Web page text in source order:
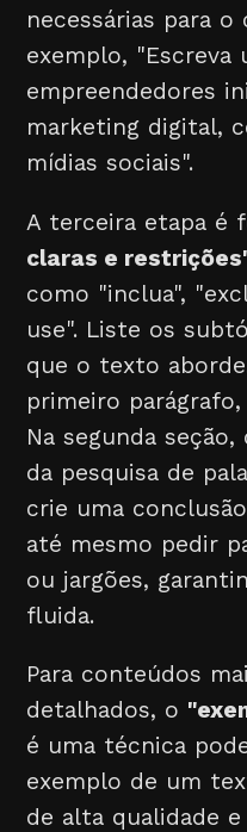
necessárias para
exemplo,
empreendedores
marketing digital,
mídias sociais".
A terceira etapa é
claras e
como "inclua",
use". Liste os
que o texto
primeiro
Na segunda
da pesquisa de
crie uma
até mesmo pedir
ou jargões,
fluida.
Para conteúdos
detalhados, o
é uma técnica
exemplo de um
de alta qualidade